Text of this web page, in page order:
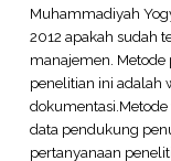
Muhammadiyah
2012 apakah sudah
manajemen.
penelitian ini adalah
data pendukung
pertanyanaan